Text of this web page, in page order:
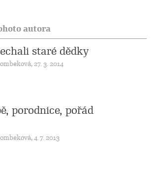
autora
staré dědky
27. 3. 2014
porodnice, pořád
4. 7. 2013